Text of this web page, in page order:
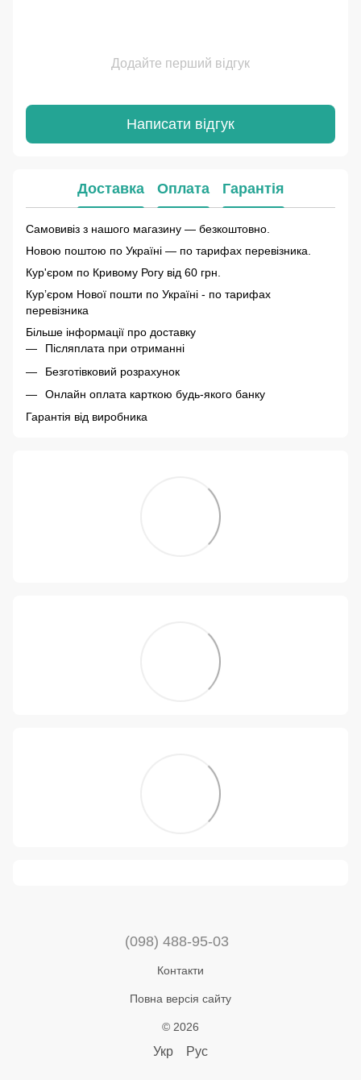
Додайте перший відгук
Написати відгук
Доставка Оплата Гарантія
Самовивіз з нашого магазину — безкоштовно.
Новою поштою по Україні — по тарифах перевізника.
Кур'єром по Кривому Рогу від 60 грн.
Курʼєром Нової пошти по Україні - по тарифах
перевізника
Більше інформації про доставку
Післяплата при отриманні
Безготівковий розрахунок
Онлайн оплата карткою будь-якого банку
Гарантія від виробника
(098) 488-95-03
Контакти
Повна версія сайту
© 2026
Укр Рус